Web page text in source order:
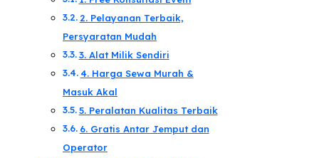
2. Pelayanan Terbaik,
Persyaratan Mudah​
3. Alat Milik Sendiri​
​4. Harga Sewa Murah &
Masuk Akal​
5. Peralatan Kualitas Terbaik​
6. Gratis Antar Jemput dan
Operator​